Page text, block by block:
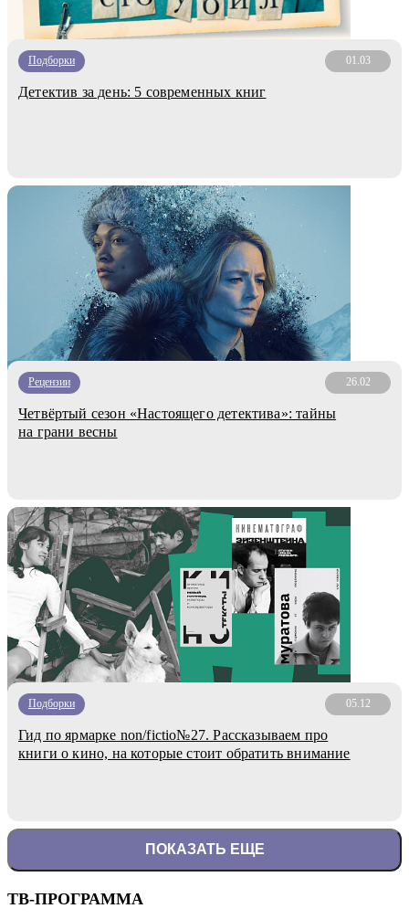
Подборки 01.03
Детектив за день: 5 современных книг
Рецензии 26.02
Четвёртый сезон «Настоящего детектива»: тайны
на грани весны
Подборки 05.12
Гид по ярмарке non/fictio№27. Рассказываем про
книги о кино, на которые стоит обратить внимание
ПОКАЗАТЬ ЕЩЕ
ТВ-ПРОГРАММА